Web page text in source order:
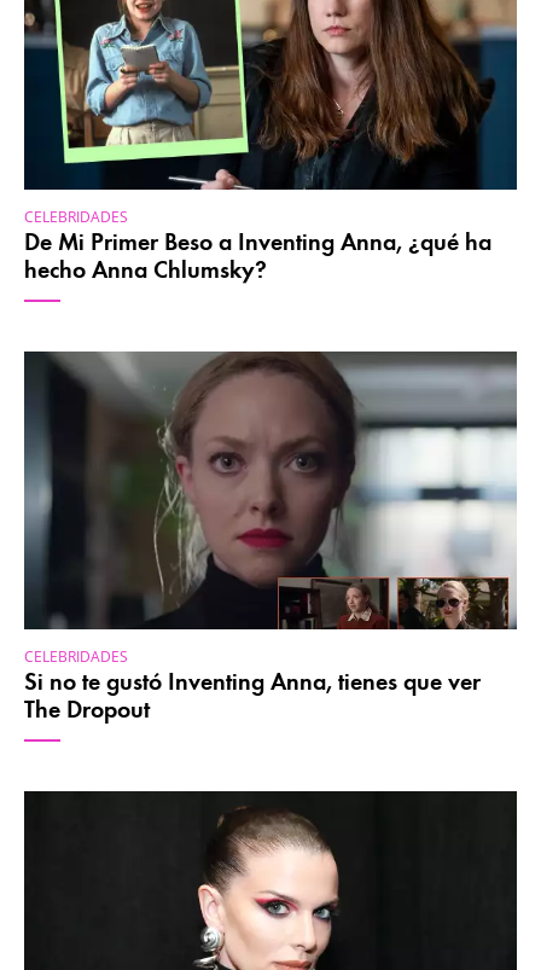
CELEBRIDADES
De Mi Primer Beso a Inventing Anna, ¿qué ha
hecho Anna Chlumsky?
CELEBRIDADES
Si no te gustó Inventing Anna, tienes que ver
The Dropout